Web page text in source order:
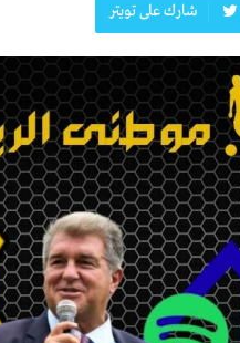
شارك على تويتر